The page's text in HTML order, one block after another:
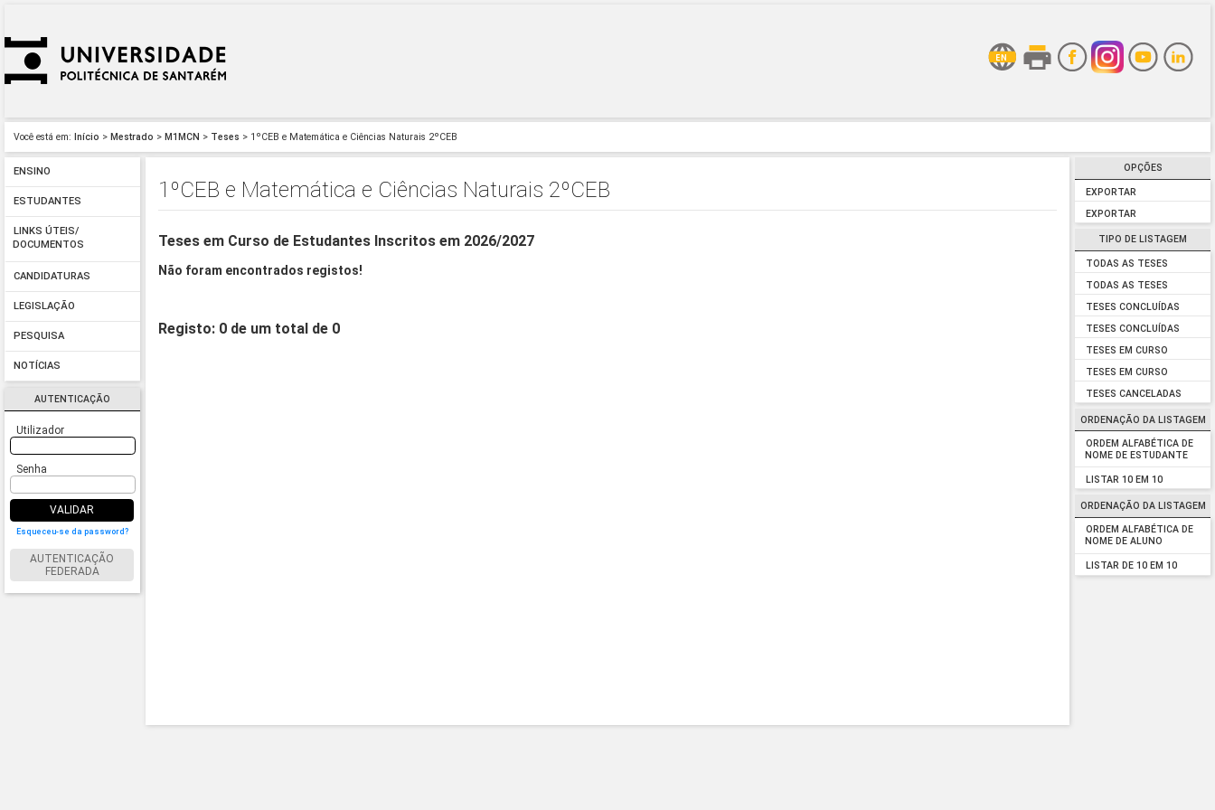
Você está em: Início > Mestrado > M1MCN > Teses > 1ºCEB e Matemática e Ciências Naturais 2ºCEB
ENSINO
ESTUDANTES
LINKS ÚTEIS/
DOCUMENTOS
CANDIDATURAS
LEGISLAÇÃO
PESQUISA
NOTÍCIAS
AUTENTICAÇÃO
Utilizador
Senha
VALIDAR
Esqueceu-se da password?
AUTENTICAÇÃO
FEDERADA
OPÇÕES
EXPORTAR
EXPORTAR
TIPO DE LISTAGEM
TODAS AS TESES
TODAS AS TESES
TESES CONCLUÍDAS
TESES CONCLUÍDAS
TESES EM CURSO
TESES EM CURSO
TESES CANCELADAS
ORDENAÇÃO DA LISTAGEM
ORDEM ALFABÉTICA DE
NOME DE ESTUDANTE
LISTAR 10 EM 10
ORDENAÇÃO DA LISTAGEM
ORDEM ALFABÉTICA DE
NOME DE ALUNO
LISTAR DE 10 EM 10
1ºCEB e Matemática e Ciências Naturais 2ºCEB
Teses em Curso de Estudantes Inscritos em 2026/2027
Não foram encontrados registos!
Registo: 0 de um total de 0